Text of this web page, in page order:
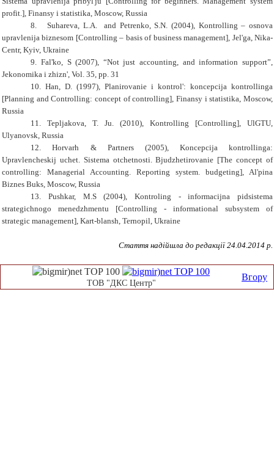
profit.], Finansy i statistika, Moscow, Russia
8.
Suhareva, L.A.and Petrenko,S.N. (2004), Kontrolling – osnova
upravlenija biznesom [Controlling – basis of business management], Jel'ga, Nika-
Centr, Kyiv, Ukraine
9. Fal'ko, S (2007), “Not just accounting, and information support”,
Jekonomika i zhizn', Vol. 35, pp. 31
10. Han, D. (1997), Planirovanie i kontrol': koncepcija kontrollinga
[Planning and Controlling: concept of controlling], Finansy i statistika, Moscow,
Russia
11.
Tepljakova, T. Ju. (2010), Kontrolling [Controlling], UlGTU,
Ulyanovsk, Russia
12.
Horvarh & Partners(2005), Koncepcija kontrollinga:
Upravlencheskij uchet. Sistema otchetnosti. Bjudzhetirovanie [The concept of
controlling: Managerial Accounting. Reporting system. budgeting], Al'pina
Biznes Buks, Moscow, Russia
13.
Pushkar, M.S(2004), Kontrolіng - іnformacіjna pіdsistema
strategіchnogo menedzhmentu [Controlling - informational subsystem of
strategic management], Kart-blansh, Ternopil, Ukraine
Стаття надійшла до редакції 24.04.2014 р.
Вгору
ТОВ "ДКС Центр"